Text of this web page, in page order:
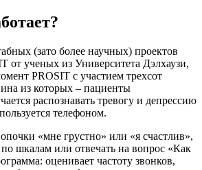
(зато более научных) проектов
от ученых из Университета Дэлхаузи,
PROSIT с участием трехсот
из которых – пациенты
распознавать тревогу и депрессию
телефоном.
«мне грустно» или «я счастлив»,
шкалам или отвечать на вопрос «Как
оценивает частоту звонков,